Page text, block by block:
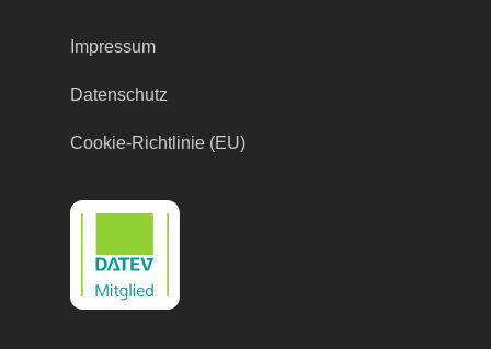
Impressum
Datenschutz
Cookie-Richtlinie (EU)